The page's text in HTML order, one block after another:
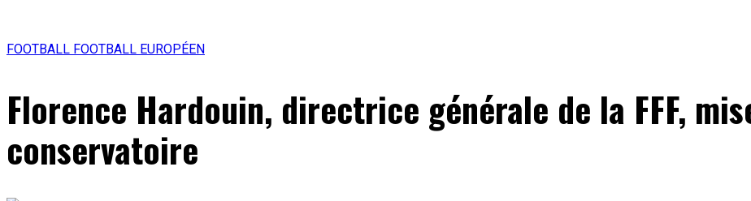
FOOTBALL FOOTBALL EUROPÉEN
Florence Hardouin, directrice générale de la FFF,
conservatoire